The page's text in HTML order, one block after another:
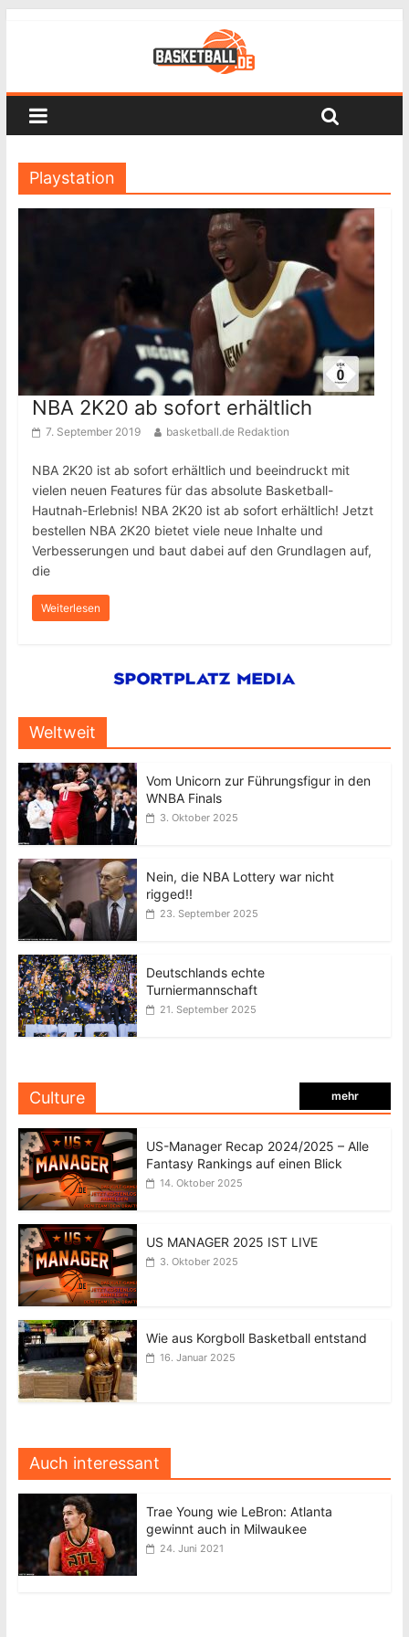
Playstation
NBA 2K20 ab sofort erhältlich
7. September 2019 basketball.de Redaktion
NBA 2K20 ist ab sofort erhältlich und beeindruckt mit
vielen neuen Features für das absolute Basketball-
Hautnah-Erlebnis! NBA 2K20 ist ab sofort erhältlich! Jetzt
bestellen NBA 2K20 bietet viele neue Inhalte und
Verbesserungen und baut dabei auf den Grundlagen auf,
die
Weiterlesen
Weltweit
Vom Unicorn zur Führungsfigur in den
WNBA Finals
3. Oktober 2025
Nein, die NBA Lottery war nicht
rigged!!
23. September 2025
Deutschlands echte
Turniermannschaft
21. September 2025
Culture mehr
US-Manager Recap 2024/2025 – Alle
Fantasy Rankings auf einen Blick
14. Oktober 2025
US MANAGER 2025 IST LIVE
3. Oktober 2025
Wie aus Korgboll Basketball entstand
16. Januar 2025
Auch interessant
Trae Young wie LeBron: Atlanta
gewinnt auch in Milwaukee
24. Juni 2021